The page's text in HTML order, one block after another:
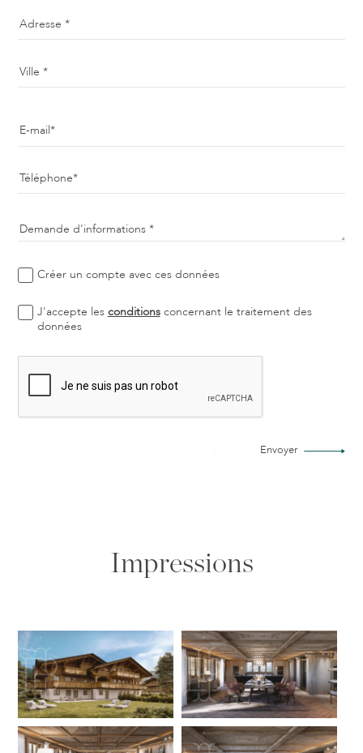
Adresse
Ville
E-mail
Téléphone
Demande d'informations
Créer un compte avec ces données
J'accepte les conditionsconcernant le traitement des
données
Envoyer
Impressions